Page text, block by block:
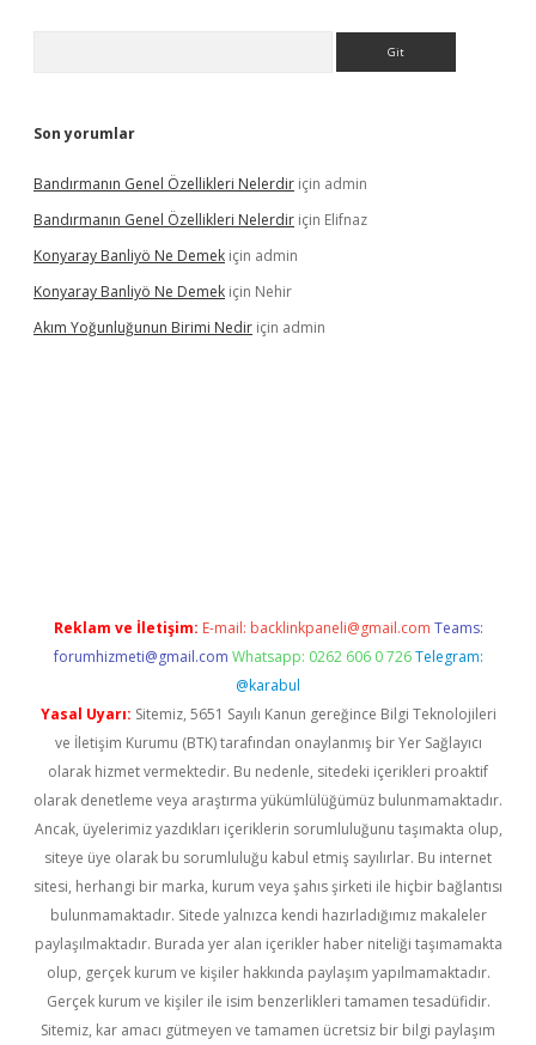
Son yorumlar
Bandırmanın Genel Özellikleri Nelerdir için admin
Bandırmanın Genel Özellikleri Nelerdir için Elifnaz
Konyaray Banliyö Ne Demek için admin
Konyaray Banliyö Ne Demek için Nehir
Akım Yoğunluğunun Birimi Nedir için admin
Reklam ve İletişim: E-mail: backlinkpaneli@gmail.com Teams:
forumhizmeti@gmail.com Whatsapp: 0262 606 0 726 Telegram:
@karabul
Yasal Uyarı: Sitemiz, 5651 Sayılı Kanun gereğince Bilgi Teknolojileri
ve İletişim Kurumu (BTK) tarafından onaylanmış bir Yer Sağlayıcı
olarak hizmet vermektedir. Bu nedenle, sitedeki içerikleri proaktif
olarak denetleme veya araştırma yükümlülüğümüz bulunmamaktadır.
Ancak, üyelerimiz yazdıkları içeriklerin sorumluluğunu taşımakta olup,
siteye üye olarak bu sorumluluğu kabul etmiş sayılırlar. Bu internet
sitesi, herhangi bir marka, kurum veya şahıs şirketi ile hiçbir bağlantısı
bulunmamaktadır. Sitede yalnızca kendi hazırladığımız makaleler
paylaşılmaktadır. Burada yer alan içerikler haber niteliği taşımamakta
olup, gerçek kurum ve kişiler hakkında paylaşım yapılmamaktadır.
Gerçek kurum ve kişiler ile isim benzerlikleri tamamen tesadüfidir.
Sitemiz, kar amacı gütmeyen ve tamamen ücretsiz bir bilgi paylaşım